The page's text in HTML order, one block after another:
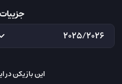
این بازیکن